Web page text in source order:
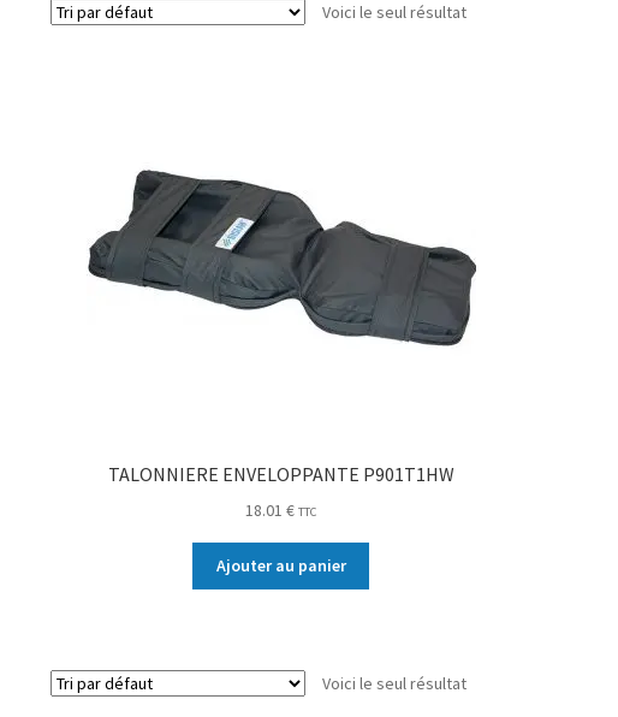
Voici le seul résultat
TALONNIERE ENVELOPPANTE P901T1HW
18.01 € TTC
Ajouter au panier
Voici le seul résultat